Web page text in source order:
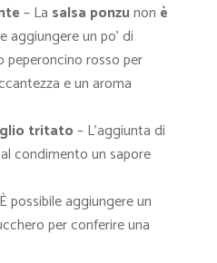
– La salsa ponzunon è
aggiungere un po’ di
rosso per
e un aroma
tritato– L’aggiunta di
condimento un sapore
possibile aggiungere un
per conferire una